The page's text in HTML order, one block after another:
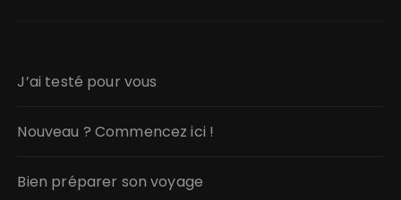
J’ai testé pour vous
Nouveau ? Commencez ici !
Bien préparer son voyage